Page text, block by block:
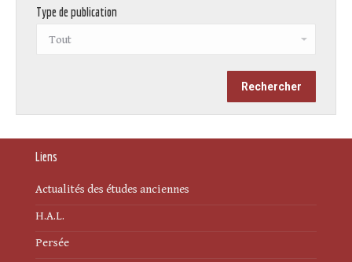
Type de publication
Liens
Actualités des études anciennes
H.A.L.
Persée